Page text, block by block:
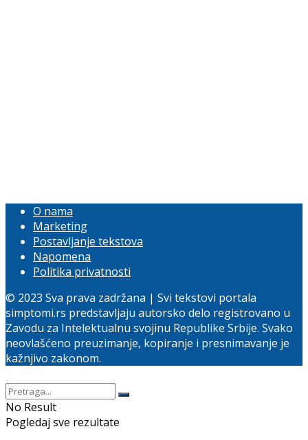
O nama
Marketing
Postavljanje tekstova
Napomena
Politika privatnosti
© 2023 Sva prava zadržana | Svi tekstovi portala
simptomi.rs predstavljaju autorsko delo registrovano u
Zavodu za Intelektualnu svojinu Republike Srbije. Svako
neovlašćeno preuzimanje, kopiranje i presnimavanje je
kažnjivo zakonom.
No Result
Pogledaj sve rezultate